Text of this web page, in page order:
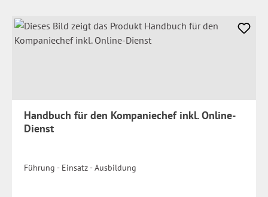
Handbuch für den Kompaniechef inkl. Online-
Dienst
Führung - Einsatz - Ausbildung